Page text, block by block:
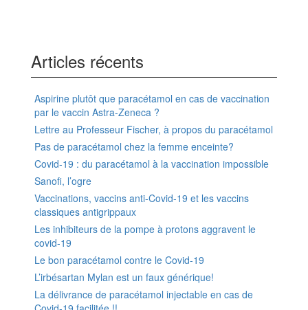
Articles récents
Aspirine plutôt que paracétamol en cas de vaccination
par le vaccin Astra-Zeneca ?
Lettre au Professeur Fischer, à propos du paracétamol
Pas de paracétamol chez la femme enceinte?
Covid-19 : du paracétamol à la vaccination impossible
Sanofi, l’ogre
Vaccinations, vaccins anti-Covid-19 et les vaccins
classiques antigrippaux
Les inhibiteurs de la pompe à protons aggravent le
covid-19
Le bon paracétamol contre le Covid-19
L’irbésartan Mylan est un faux générique!
La délivrance de paracétamol injectable en cas de